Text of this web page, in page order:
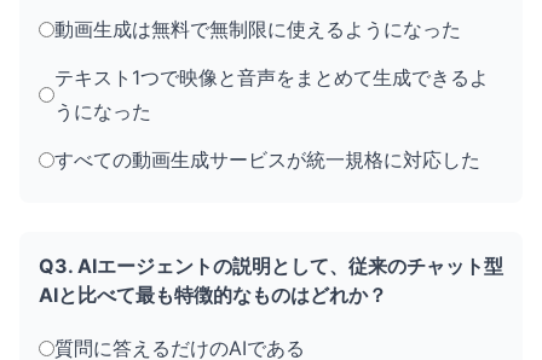
動画生成は無料で無制限に使えるようになった
テキスト1つで映像と音声をまとめて生成できるよ
うになった
すべての動画生成サービスが統一規格に対応した
Q3. AIエージェントの説明として、従来のチャット型
AIと比べて最も特徴的なものはどれか？
質問に答えるだけのAIである